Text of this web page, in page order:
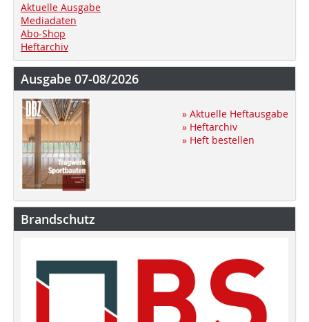
Aktuelle Ausgabe
Mediadaten
Abo-Shop
Heftarchiv
Ausgabe 07-08/2026
» Aktuelle Heftausgabe
» Heftarchiv
» Heft bestellen
Brandschutz